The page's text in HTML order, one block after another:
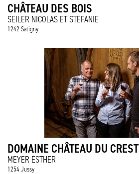
CHÂTEAU DES BOIS
SEILER NICOLAS ET STEFANIE
1242 Satigny
DOMAINE CHÂTEAU DU CREST
MEYER ESTHER
1254 Jussy